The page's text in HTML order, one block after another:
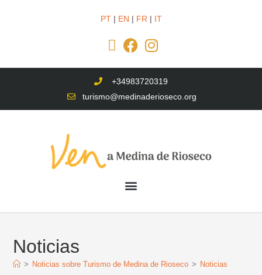
PT| EN | FR | IT
+34983720319
turismo@medinaderioseco.org
Noticias
> Noticias sobre Turismo de Medina de Rioseco > Noticias